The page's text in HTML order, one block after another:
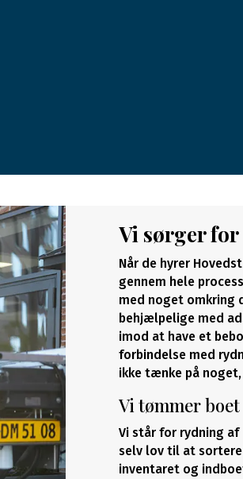
Vi sørger for
Når de hyrer
gennem hele
med noget omkring
behjælpelige med
imod at have et
forbindelse med
ikke tænke på
Vi tømmer boet
Vi står for rydning
selv lov til at sortere
inventaret og